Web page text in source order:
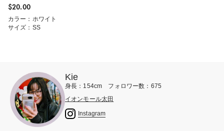
$‌20.00
カラー：ホワイト
サイズ：SS
Kie
身長：154cm フォロワー数：675
イオンモール太田
Instagram